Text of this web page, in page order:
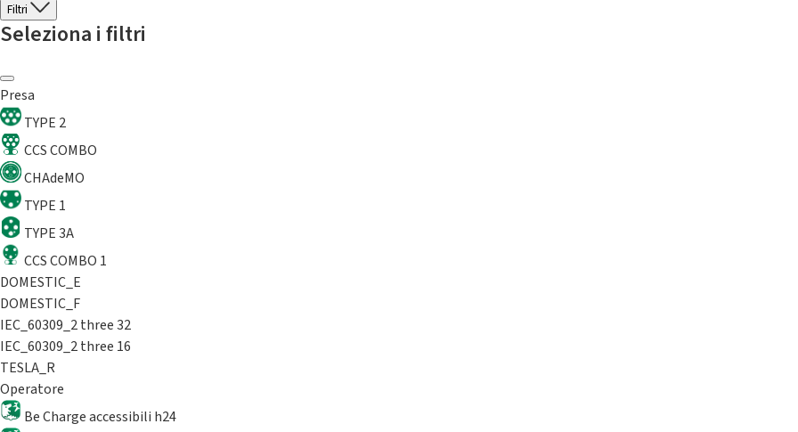
Filtri
Seleziona i filtri
Presa
TYPE 2
CCS COMBO
CHAdeMO
TYPE 1
TYPE 3A
CCS COMBO 1
DOMESTIC_E
DOMESTIC_F
IEC_60309_2 three 32
IEC_60309_2 three 16
TESLA_R
Operatore
Be Charge accessibili h24